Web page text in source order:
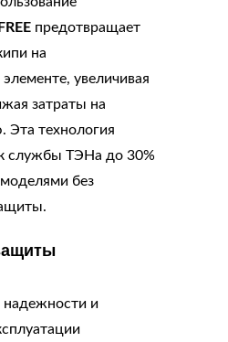
предотвращает
на
увеличивая
затраты на
Эта технология
службы ТЭНа до 30%
без
и